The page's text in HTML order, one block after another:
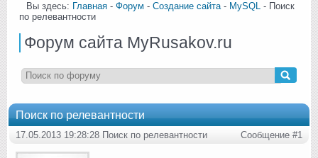
Вы здесь: Главная - Форум - Создание сайта- MySQL - Поиск
по релевантности
Форум сайта MyRusakov.ru
Поиск по релевантности
17.05.2013 19:28:28 Поиск по релевантности Сообщение #1